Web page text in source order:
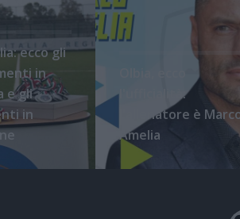
ecco gli
in
e gli
in
l'ufficialità:
l'allenatore è
Amelia